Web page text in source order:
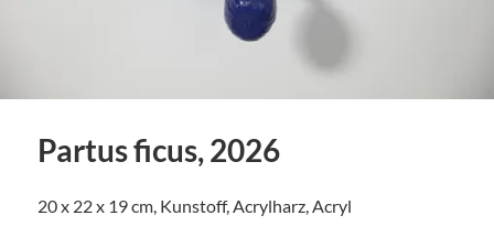
Partus ficus, 2026
20 x 22 x 19 cm, Kunstoff, Acrylharz, Acryl